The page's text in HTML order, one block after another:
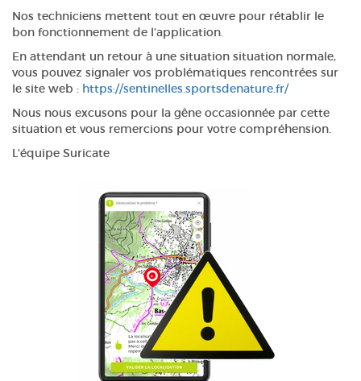
Nos techniciens mettent tout en œuvre pour rétablir le
bon fonctionnement de l’application.
En attendant un retour à une situation situation normale,
vous pouvez signaler vos problématiques rencontrées sur
le site web : https://sentinelles.sportsdenature.fr/
Nous nous excusons pour la gêne occasionnée par cette
situation et vous remercions pour votre compréhension.
L'équipe Suricate